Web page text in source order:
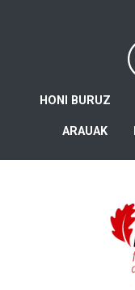
HONI BURUZ
ARAUAK